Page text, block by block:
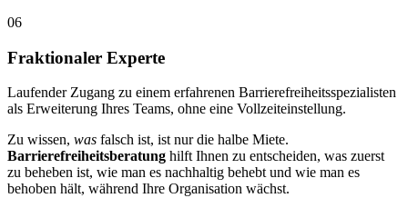
06
Fraktionaler Experte
Laufender Zugang zu einem erfahrenen Barrierefreiheitsspezialisten
als Erweiterung Ihres Teams, ohne eine Vollzeiteinstellung.
Zu wissen, was falsch ist, ist nur die halbe Miete.
Barrierefreiheitsberatung hilft Ihnen zu entscheiden, was zuerst
zu beheben ist, wie man es nachhaltig behebt und wie man es
behoben hält, während Ihre Organisation wächst.